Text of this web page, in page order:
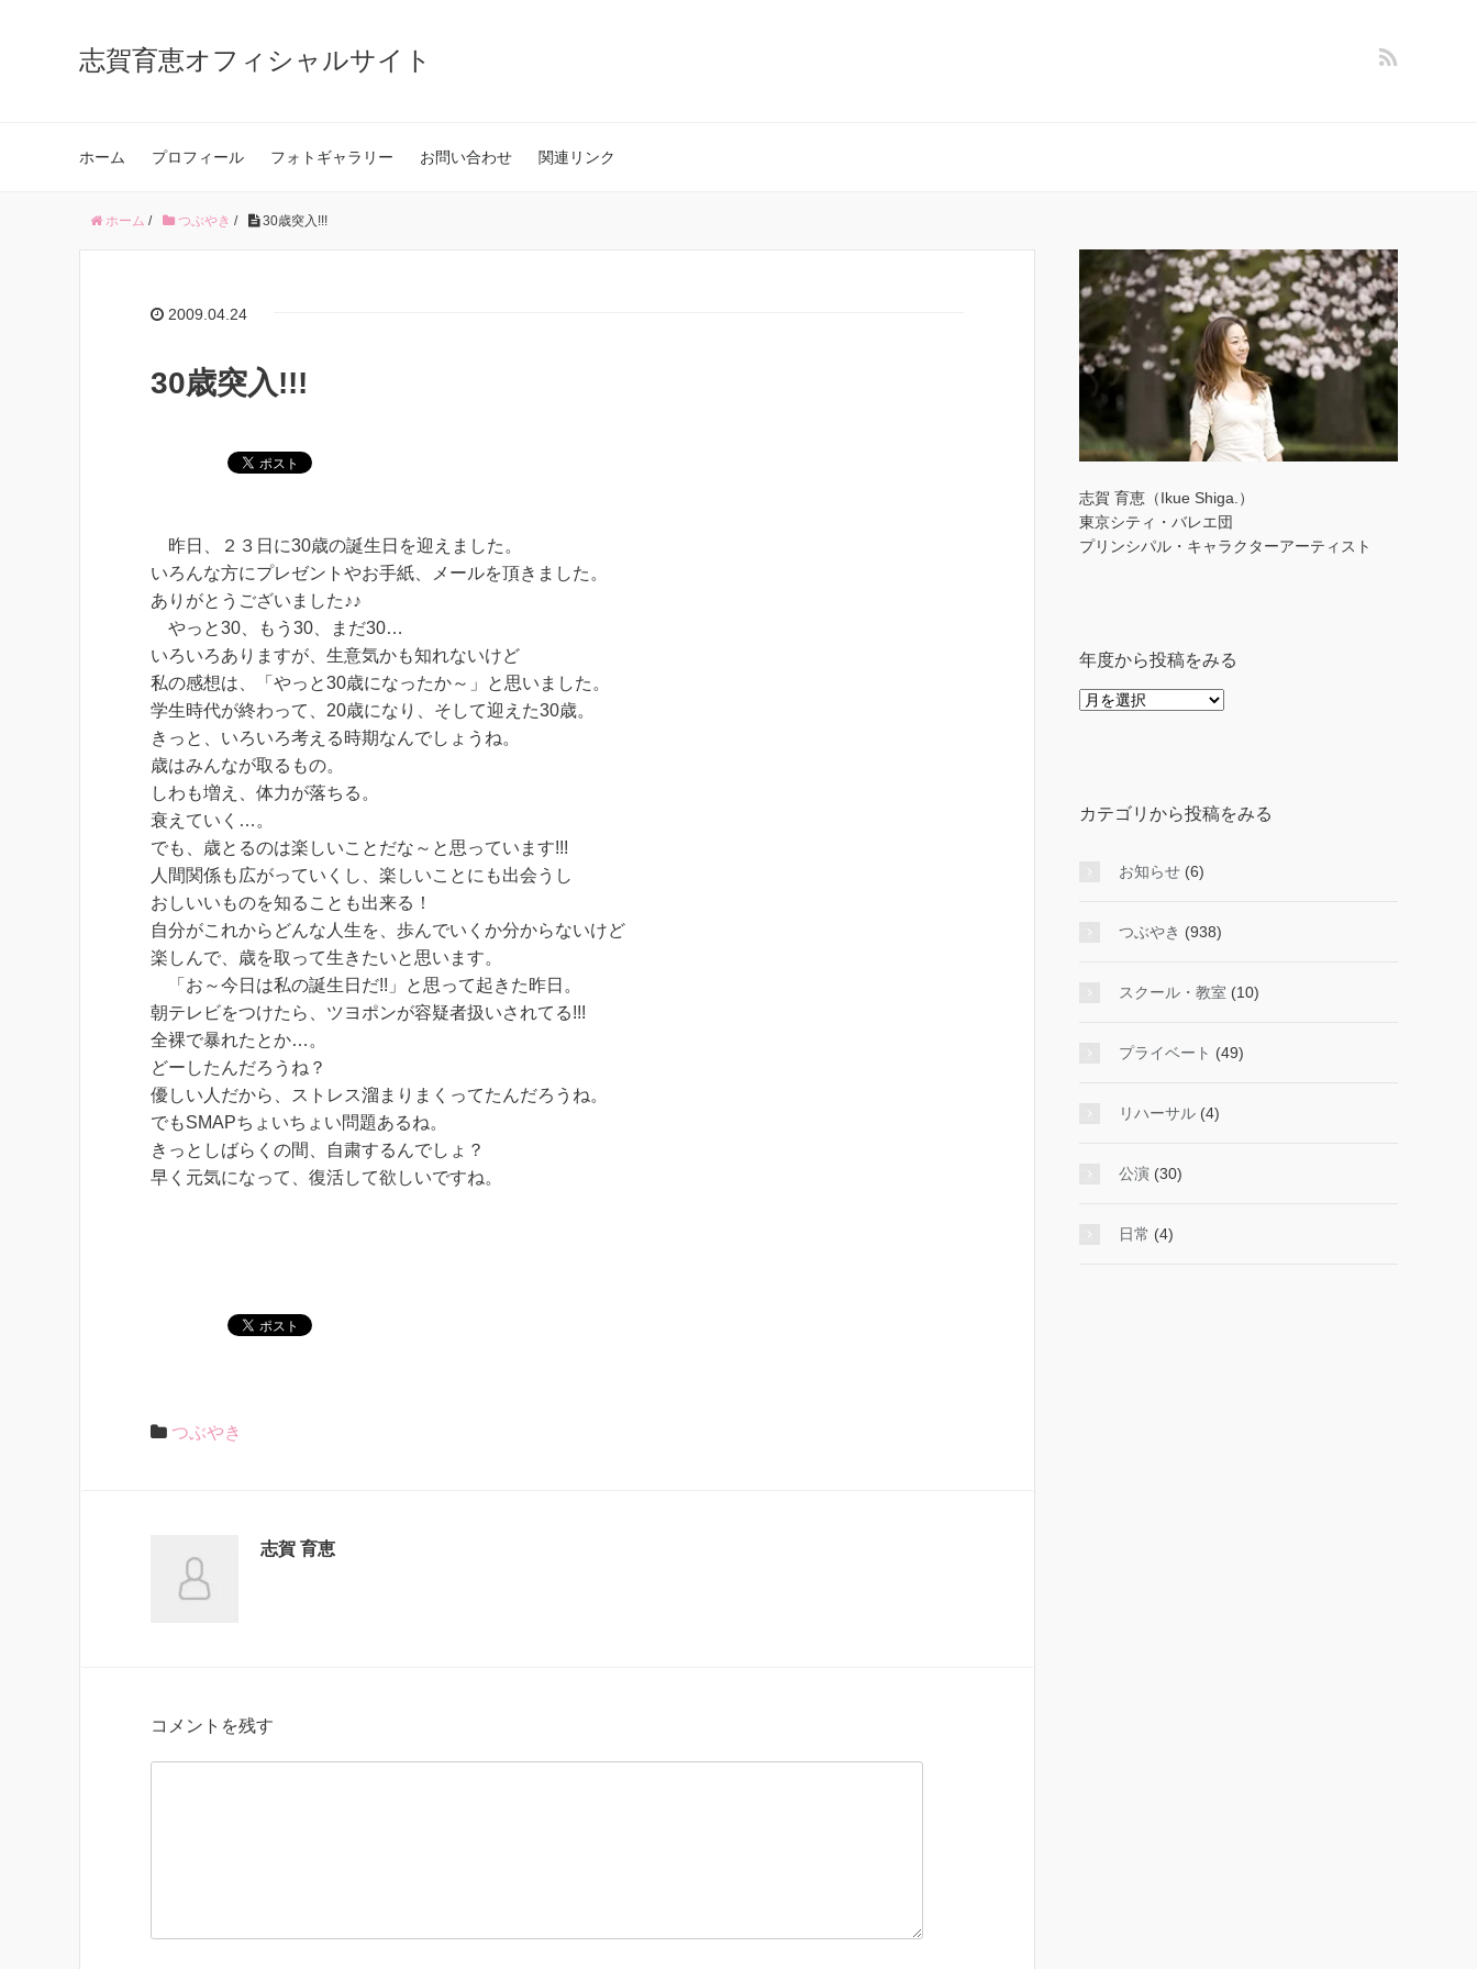
志賀育恵オフィシャルサイト
ホーム プロフィール フォトギャラリー お問い合わせ 関連リンク
ホーム / つぶやき / 30歳突入!!!
2009.04.24
30歳突入!!!
昨日、２３日に30歳の誕生日を迎えました。
いろんな方にプレゼントやお手紙、メールを頂きました。
ありがとうございました♪♪
やっと30、もう30、まだ30…
いろいろありますが、生意気かも知れないけど
私の感想は、「やっと30歳になったか～」と思いました。
学生時代が終わって、20歳になり、そして迎えた30歳。
きっと、いろいろ考える時期なんでしょうね。
歳はみんなが取るもの。
しわも増え、体力が落ちる。
衰えていく…。
でも、歳とるのは楽しいことだな～と思っています!!!
人間関係も広がっていくし、楽しいことにも出会うし
おしいいものを知ることも出来る！
自分がこれからどんな人生を、歩んでいくか分からないけど
楽しんで、歳を取って生きたいと思います。
「お～今日は私の誕生日だ!!」と思って起きた昨日。
朝テレビをつけたら、ツヨポンが容疑者扱いされてる!!!
全裸で暴れたとか…。
どーしたんだろうね？
優しい人だから、ストレス溜まりまくってたんだろうね。
でもSMAPちょいちょい問題あるね。
きっとしばらくの間、自粛するんでしょ？
早く元気になって、復活して欲しいですね。
つぶやき
志賀 育恵
コメントを残す
志賀 育恵（Ikue Shiga.）
東京シティ・バレエ団
プリンシパル・キャラクターアーティスト
年度から投稿をみる
年
稿
み
カテゴリから投稿をみる
お知らせ (6)
つぶやき (938)
スクール・教室 (10)
プライベート (49)
リハーサル (4)
公演 (30)
日常 (4)